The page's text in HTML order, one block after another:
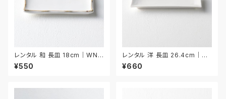
レンタル 和 長皿 18cm｜WNA
024
¥550
レンタル 洋 長皿 26.4cm｜YN
AA005
¥660